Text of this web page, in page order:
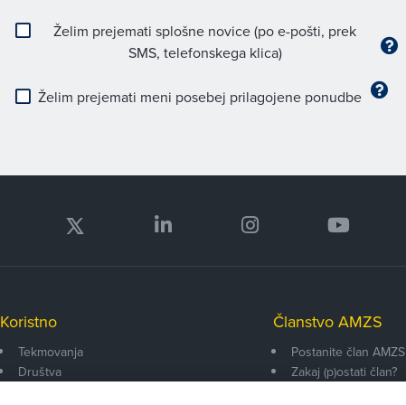
Želim prejemati splošne novice (po e-pošti, prek
SMS, telefonskega klica)
Želim prejemati meni posebej prilagojene ponudbe
Koristno
Tekmovanja
Društva
Članstvo AMZS
Postanite član AMZS
Zakaj (p)ostati član?